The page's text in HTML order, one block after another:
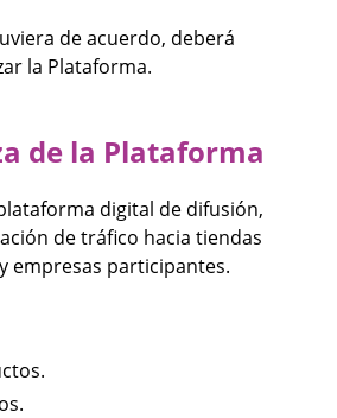
de acuerdo, deberá
la Plataforma.
de la Plataforma
digital de difusión,
de tráfico hacia tiendas
empresas participantes.